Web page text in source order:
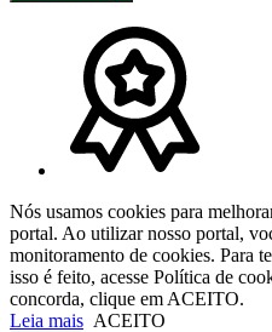
Nós usamos cookies para
portal. Ao utilizar nosso portal,
monitoramento de cookies. Para
isso é feito, acesse Política de
concorda, clique em ACEITO.
Leia mais ACEITO